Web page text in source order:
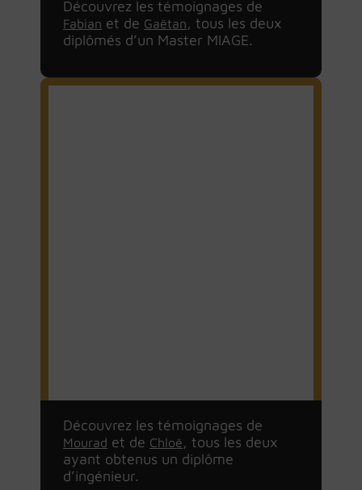
Découvrez les témoignages de
Fabian et de Gaëtan, tous les deux
diplômés d’un Master MIAGE.
Découvrez les témoignages de
Mourad et de Chloë, tous les deux
ayant obtenus un diplôme
d’ingénieur.